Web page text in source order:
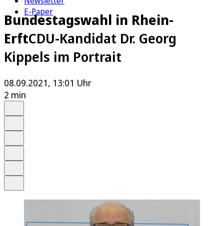
E-Paper
Bundestagswahl in Rhein-
ErftCDU-Kandidat Dr. Georg
Kippels im Portrait
08.09.2021, 13:01 Uhr
2 min